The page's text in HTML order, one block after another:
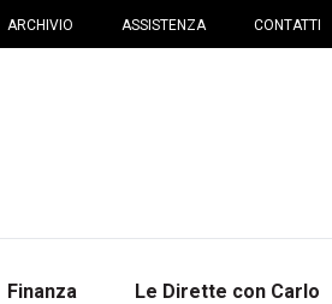
ARCHIVIO ASSISTENZA CONTATTI
Finanza Le Dirette con Carlo